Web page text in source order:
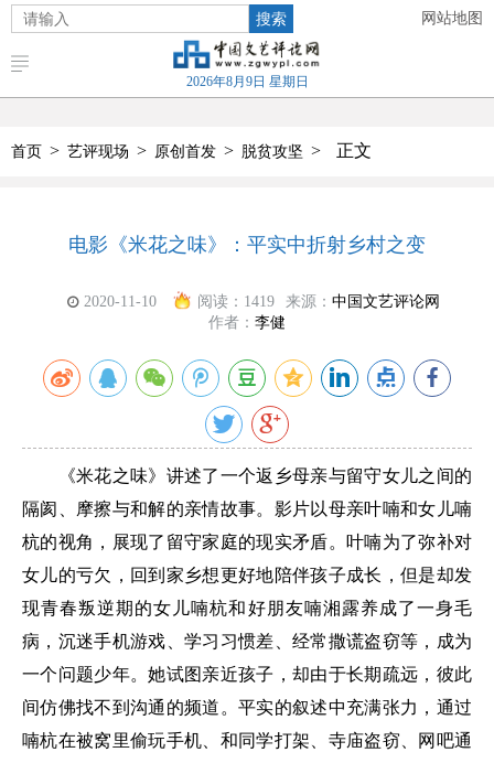
搜索 网站地图
2026年8月9日 星期日
首页 > 艺评现场 > 原创首发 > 脱贫攻坚 > 正文
电影《米花之味》：平实中折射乡村之变
2020-11-10 阅读： 1419 来源： 中国文艺评论网
作者： 李健
《米花之味》讲述了一个返乡母亲与留守女儿之间的
隔阂、摩擦与和解的亲情故事。影片以母亲叶喃和女儿喃
杭的视角，展现了留守家庭的现实矛盾。叶喃为了弥补对
女儿的亏欠，回到家乡想更好地陪伴孩子成长，但是却发
现青春叛逆期的女儿喃杭和好朋友喃湘露养成了一身毛
病，沉迷手机游戏、学习习惯差、经常撒谎盗窃等，成为
一个问题少年。她试图亲近孩子，却由于长期疏远，彼此
间仿佛找不到沟通的频道。平实的叙述中充满张力，通过
喃杭在被窝里偷玩手机、和同学打架、寺庙盗窃、网吧通